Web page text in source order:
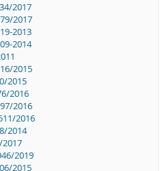
2017
2017
2013
2014
2015
2015
2016
2016
2016
2014
2017
2019
2015